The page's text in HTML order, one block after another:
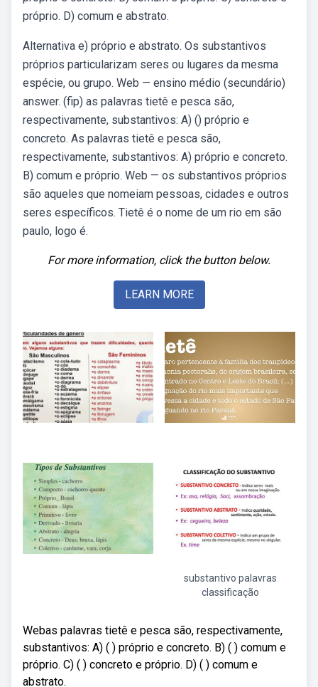
próprio. D) comum e abstrato.
Alternativa e) próprio e abstrato. Os substantivos
próprios particularizam seres ou lugares da mesma
espécie, ou grupo. Web — ensino médio (secundário)
answer. (fip) as palavras tietê e pesca são,
respectivamente, substantivos: A) () próprio e
concreto. As palavras tietê e pesca são,
respectivamente, substantivos: A) próprio e concreto.
B) comum e próprio. Web — os substantivos próprios
são aqueles que nomeiam pessoas, cidades e outros
seres específicos. Tietê é o nome de um rio em são
paulo, logo é.
For more information, click the button below.
LEARN MORE
substantivo palavras
classificação
Webas palavras tietê e pesca são, respectivamente,
substantivos: A) ( ) próprio e concreto. B) ( ) comum e
próprio. C) ( ) concreto e próprio. D) ( ) comum e
abstrato.